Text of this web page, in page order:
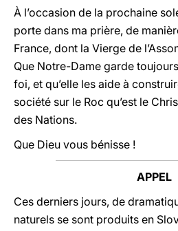
À l’occasion de la prochaine
porte dans ma prière, de
France, dont la Vierge de
Que Notre-Dame garde
foi, et qu’elle les aide à
société sur le Roc qu’est le
des Nations.
Que Dieu vous bénisse !
APPEL
Ces derniers jours, de
naturels se sont produits en